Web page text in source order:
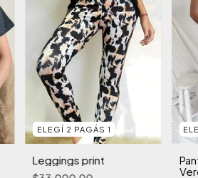
ELEGÍ 2 PAGÁS 1
Leggings print